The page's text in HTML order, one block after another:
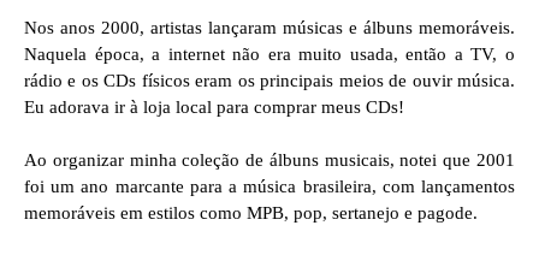
Nos anos 2000, artistas lançaram músicas e álbuns memoráveis.
Naquela época, a internet não era muito usada, então a TV, o
rádio e os CDs físicos eram os principais meios de ouvir música.
Eu adorava ir à loja local para comprar meus CDs!
Ao organizar minha coleção de álbuns musicais, notei que 2001
foi um ano marcante para a música brasileira, com lançamentos
memoráveis em estilos como MPB, pop, sertanejo e pagode.